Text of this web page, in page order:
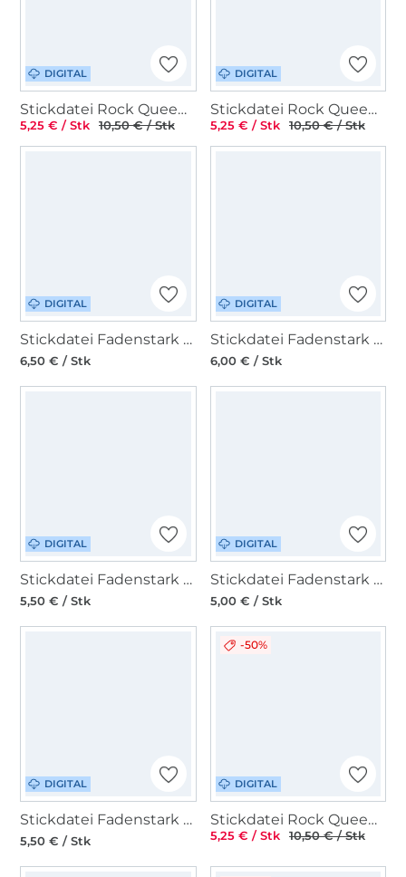
DIGITAL
Stickdatei Rock Queen Teelicht Cover Häuser 2
5,25 € / Stk 10,50 € / Stk
DIGITAL
Stickdatei Rock Queen Hirsch Herzen Alpenfreunde
5,25 € / Stk 10,50 € / Stk
DIGITAL
Stickdatei Fadenstark Lichterbeutel 13-18 Weihnachten
6,50 € / Stk
DIGITAL
Stickdatei Fadenstark ITH Lichterbeutel Haus Herbst
6,00 € / Stk
DIGITAL
Stickdatei Fadenstark Doodle Kürbis
5,50 € / Stk
DIGITAL
Stickdatei Fadenstark Mugrug Kirschen
5,00 € / Stk
DIGITAL
Stickdatei Fadenstark Schulanfang Schultüte
5,50 € / Stk
DIGITAL
-50%
Stickdatei Rock Queen Leben am Meer
5,25 € / Stk 10,50 € / Stk